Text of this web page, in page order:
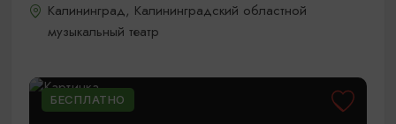
Калининград, Калининградский областной
музыкальный театр
БЕСПЛАТНО